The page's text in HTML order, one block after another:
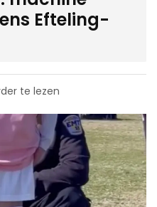
Efteling-
te lezen